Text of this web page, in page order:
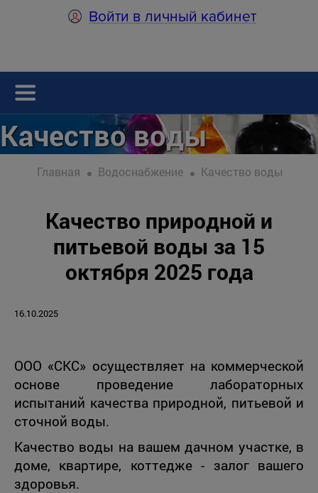
Войти в личный кабинет
Качество воды
Главная Водоснабжение Качество воды
Качество природной и
питьевой воды за 15
октября 2025 года
16.10.2025
ООО «СКС» осуществляет на коммерческой
основе проведение лабораторных
испытаний качества природной, питьевой и
сточной воды.
Качество воды на вашем дачном участке, в
доме, квартире, коттедже - залог вашего
здоровья.